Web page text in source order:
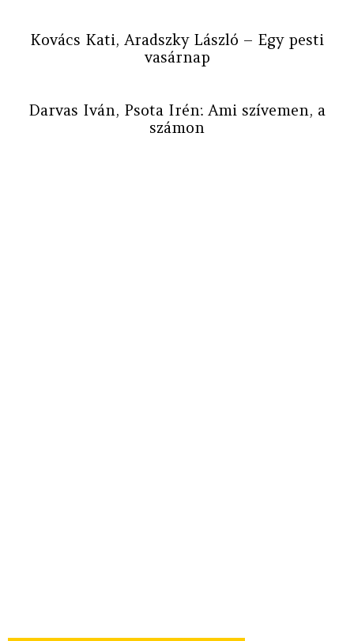
Kovács Kati, Aradszky László – Egy pesti
vasárnap
Darvas Iván, Psota Irén: Ami szívemen, a
számon